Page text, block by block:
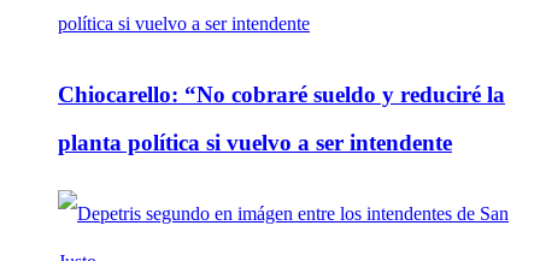
Chiocarello: “No cobraré sueldo y reduciré la
planta política si vuelvo a ser intendente